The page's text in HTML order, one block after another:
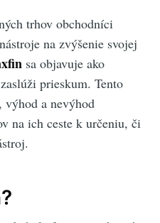
trhov obchodníci
na zvýšenie svojej
sa objavuje ako
prieskum. Tento
výhod a nevýhod
na ich ceste k určeniu, či